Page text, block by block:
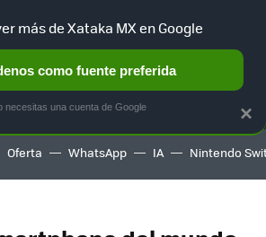
HOME AUTO TERRITORIO
Oferta WhatsApp IA Nintendo
×
más de Xataka MX en Google
como fuente preferida
necesitas una cuenta de Google